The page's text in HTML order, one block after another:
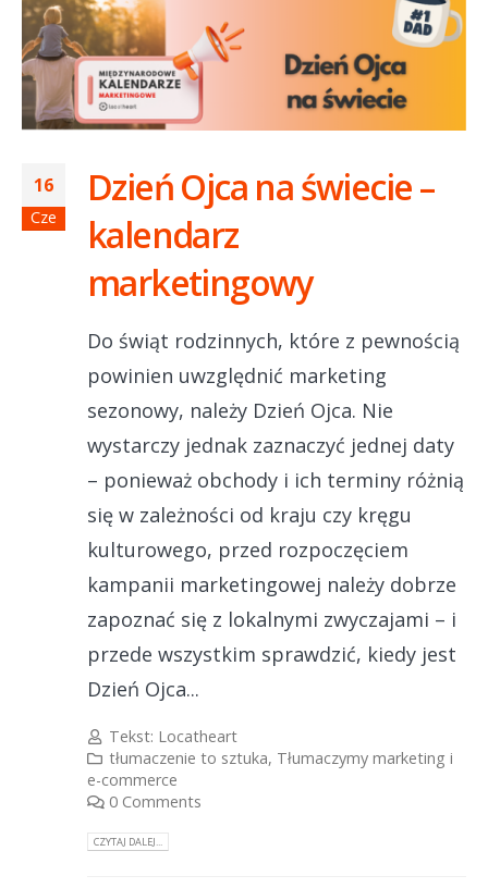
16
Cze
Dzień Ojca na świecie –
kalendarz
marketingowy
Do świąt rodzinnych, które z pewnością
powinien uwzględnić marketing
sezonowy, należy Dzień Ojca. Nie
wystarczy jednak zaznaczyć jednej daty
– ponieważ obchody i ich terminy różnią
się w zależności od kraju czy kręgu
kulturowego, przed rozpoczęciem
kampanii marketingowej należy dobrze
zapoznać się z lokalnymi zwyczajami – i
przede wszystkim sprawdzić, kiedy jest
Dzień Ojca...
Tekst: Locatheart
tłumaczenie to sztuka, Tłumaczymy marketing i
e-commerce
0 Comments
CZYTAJ DALEJ...